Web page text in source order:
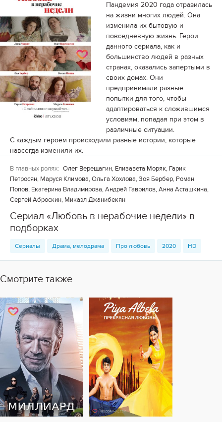
Пандемия 2020 года отразилась
на жизни многих людей. Она
изменила их бытовую и
повседневную жизнь. Герои
данного сериала, как и
большинство людей в разных
странах, оказались запертыми в
своих домах. Они
предпринимали разные
попытки для того, чтобы
адаптироваться к сложившимся
условиям, попадая при этом в
различные ситуации.
С каждым героем происходили разные истории, которые
навсегда изменили их.
В главных ролях: Олег Верещагин, Елизавета Моряк, Гарик
Петросян, Маруся Климова, Ольга Хохлова, Зоя Бербер, Роман
Попов, Екатерина Владимирова, Андрей Гаврилов, Анна Асташкина,
Сергей Аброскин, Микаэл Джанибекян
Сериал «Любовь в нерабочие недели» в
подборках
Сериалы Драма, мелодрама Про любовь 2020 HD
Смотрите также